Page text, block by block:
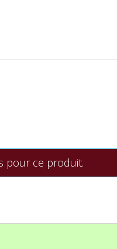
pour ce produit.